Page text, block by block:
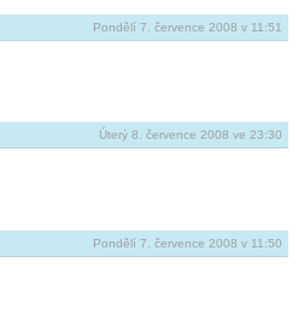
Pondělí 7. července 2008 v 11:51
Úterý 8. července 2008 ve 23:30
Pondělí 7. července 2008 v 11:50